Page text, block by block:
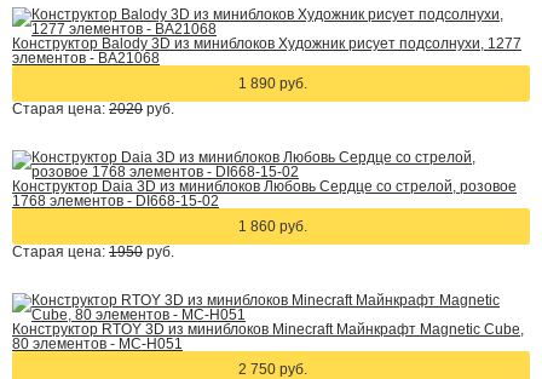
Конструктор Balody 3D из миниблоков Художник рисует подсолнухи, 1277
элементов - BA21068
1 890 руб.
Старая цена: 2020 руб.
Конструктор Daia 3D из миниблоков Любовь Сердце со стрелой, розовое
1768 элементов - DI668-15-02
1 860 руб.
Старая цена: 1950 руб.
Конструктор RTOY 3D из миниблоков Minecraft Майнкрафт Magnetic Cube,
80 элементов - MC-H051
2 750 руб.